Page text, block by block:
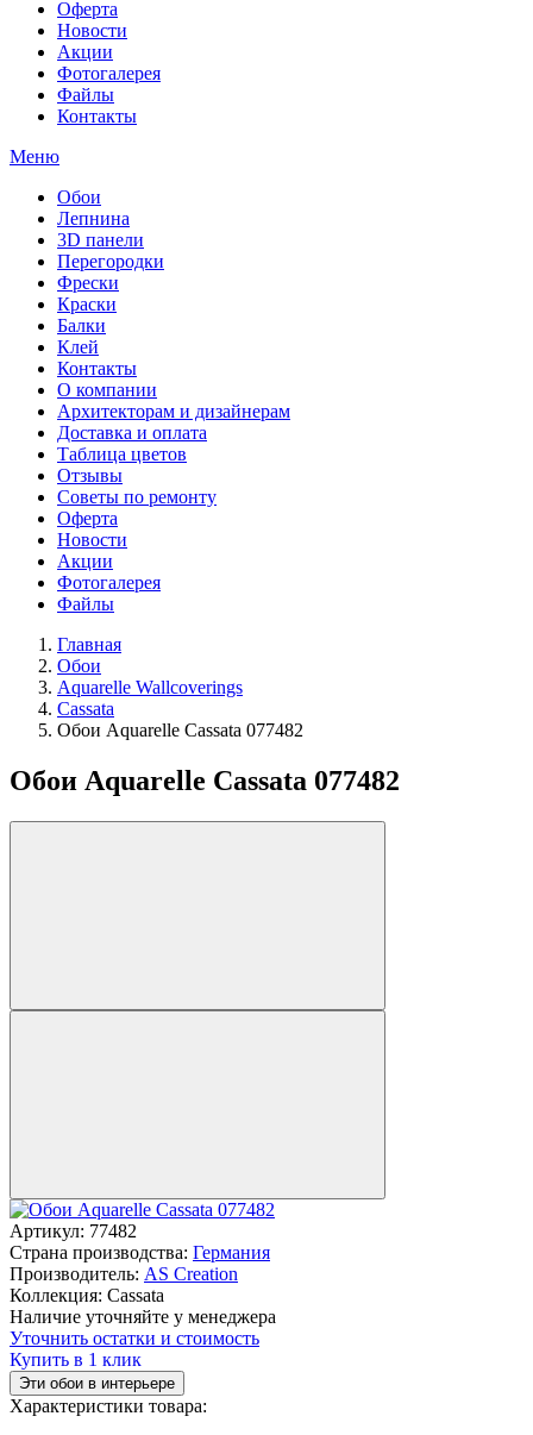
Оферта
Новости
Акции
Фотогалерея
Файлы
Контакты
Меню
Обои
Лепнина
3D панели
Перегородки
Фрески
Краски
Балки
Клей
Контакты
О компании
Архитекторам и дизайнерам
Доставка и оплата
Таблица цветов
Отзывы
Советы по ремонту
Оферта
Новости
Акции
Фотогалерея
Файлы
Главная
Обои
Aquarelle Wallcoverings
Cassata
Обои Aquarelle Cassata 077482
Обои Aquarelle Cassata 077482
Артикул: 77482
Страна производства: Германия
Производитель: AS Creation
Коллекция: Cassata
Наличие уточняйте у менеджера
Уточнить остатки и стоимость
Купить в 1 клик
Эти обои в интерьере
Характеристики товара: